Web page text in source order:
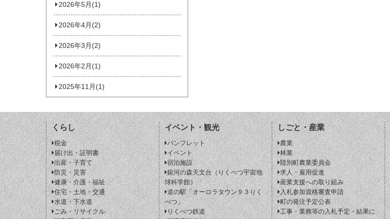
2026年5月(1)
2026年4月(2)
2026年3月(2)
2026年2月(1)
2025年11月(1)
くらし
税金
届け出・証明書
出産・子育て
防災・災害
健康・介護・福祉
住宅・土地・交通
水道・下水道
ごみ・リサイクル
イベント・観光
パンフレット
イベント
宿泊施設
銀河の森天文台（りくべつ宇宙地
球科学館）
道の駅「オーロラタウン９３りく
べつ」
りくべつ鉄道
しごと・産業
農業
林業
陸別町農業委員会
求人・雇用促進
産業支援への取り組み
入札参加資格審査申請
町の発注予定公表
工事・業務等の入札予定・結果に